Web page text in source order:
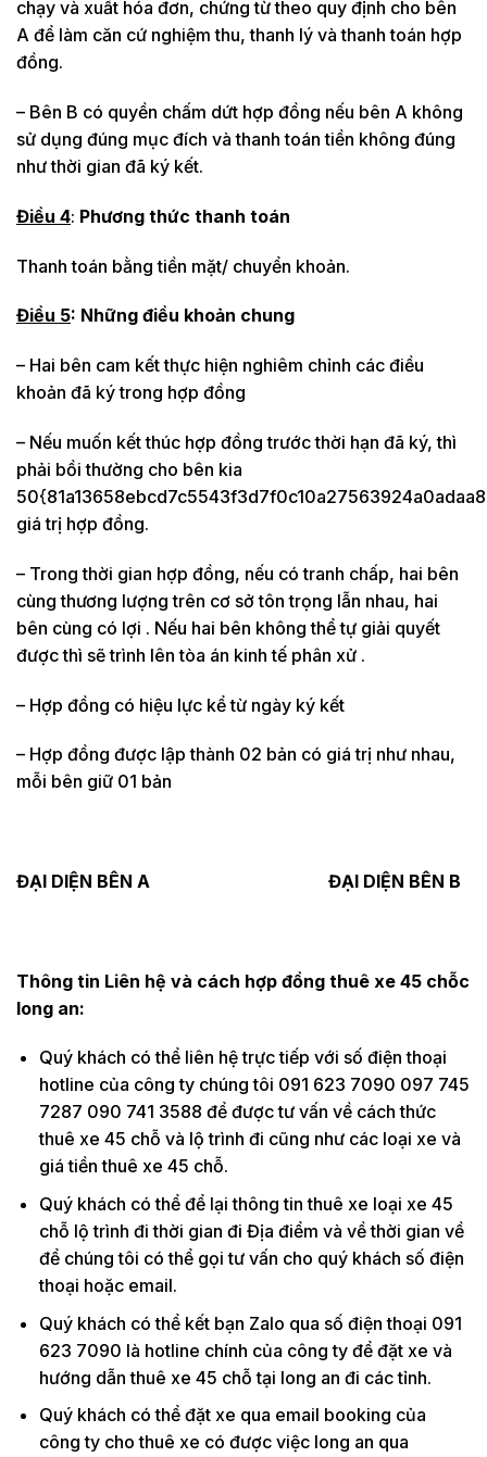
chạy và xuất hóa đơn, chứng từ theo quy định cho bên
A để làm căn cứ nghiệm thu, thanh lý và thanh toán hợp
đồng.
– Bên B có quyền chấm dứt hợp đồng nếu bên A không
sử dụng đúng mục đích và thanh toán tiền không đúng
như thời gian đã ký kết.
Điều 4: Phương thức thanh toán
Thanh toán bằng tiền mặt/ chuyển khoản.
Điều 5: Những điều khoản chung
– Hai bên cam kết thực hiện nghiêm chỉnh các điều
khoản đã ký trong hợp đồng
– Nếu muốn kết thúc hợp đồng trước thời hạn đã ký, thì
phải bồi thường cho bên kia
giá trị hợp đồng.
– Trong thời gian hợp đồng, nếu có tranh chấp, hai bên
cùng thương lượng trên cơ sở tôn trọng lẫn nhau, hai
bên cùng có lợi . Nếu hai bên không thể tự giải quyết
được thì sẽ trình lên tòa án kinh tế phân xử .
– Hợp đồng có hiệu lực kể từ ngày ký kết
– Hợp đồng được lập thành 02 bản có giá trị như nhau,
mỗi bên giữ 01 bản
ĐẠI DIỆN BÊN A ĐẠI DIỆN BÊN B
Thông tin Liên hệ và cách hợp đồng thuê xe 45 chỗc
long an:
Quý khách có thể liên hệ trực tiếp với số điện thoại
hotline của công ty chúng tôi 091 623 7090 097 745
7287 090 741 3588 để được tư vấn về cách thức
thuê xe 45 chỗ và lộ trình đi cũng như các loại xe và
giá tiền thuê xe 45 chỗ.
Quý khách có thể để lại thông tin thuê xe loại xe 45
chỗ lộ trình đi thời gian đi Địa điểm và về thời gian về
để chúng tôi có thể gọi tư vấn cho quý khách số điện
thoại hoặc email.
Quý khách có thể kết bạn Zalo qua số điện thoại 091
623 7090 là hotline chính của công ty để đặt xe và
hướng dẫn thuê xe 45 chỗ tại long an đi các tỉnh.
Quý khách có thể đặt xe qua email booking của
công ty cho thuê xe có được việc long an qua